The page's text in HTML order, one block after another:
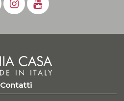
Contatti